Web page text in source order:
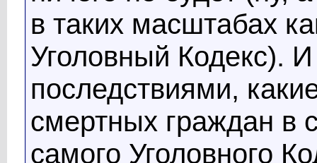
в таких масштабах
Уголовный Кодекс).
последствиями,
смертных граждан в
самого Уголовного